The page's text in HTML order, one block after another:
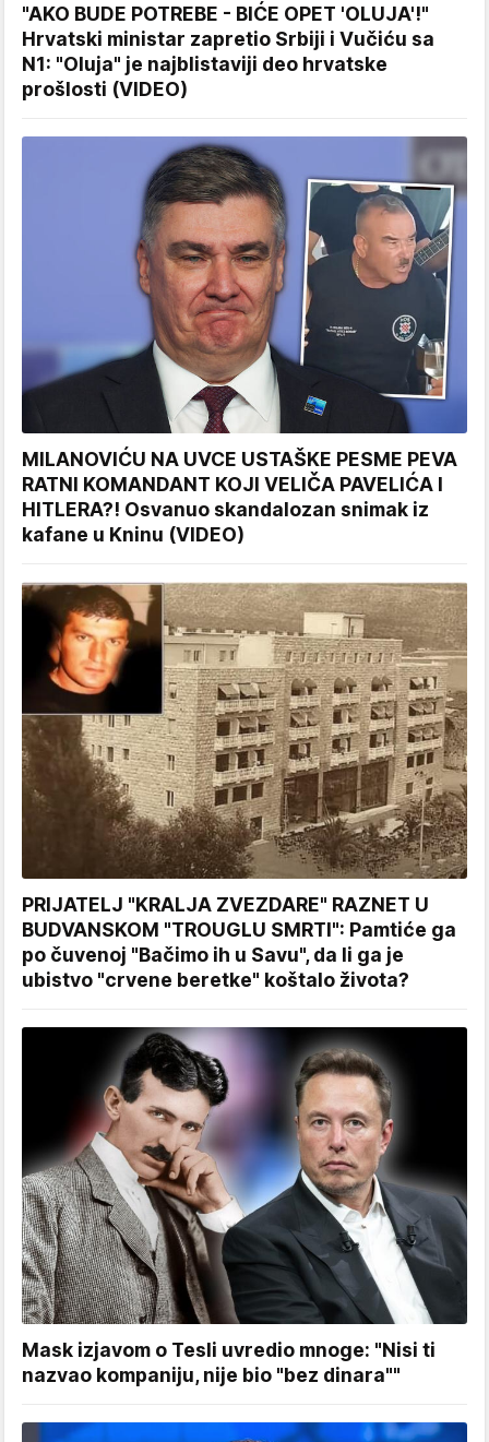
"AKO BUDE POTREBE - BIĆE OPET 'OLUJA'!"
Hrvatski ministar zapretio Srbiji i Vučiću sa
N1: "Oluja" je najblistaviji deo hrvatske
prošlosti (VIDEO)
MILANOVIĆU NA UVCE USTAŠKE PESME PEVA
RATNI KOMANDANT KOJI VELIČA PAVELIĆA I
HITLERA?! Osvanuo skandalozan snimak iz
kafane u Kninu (VIDEO)
PRIJATELJ "KRALJA ZVEZDARE" RAZNET U
BUDVANSKOM "TROUGLU SMRTI": Pamtiće ga
po čuvenoj "Bačimo ih u Savu", da li ga je
ubistvo "crvene beretke" koštalo života?
Mask izjavom o Tesli uvredio mnoge: "Nisi ti
nazvao kompaniju, nije bio "bez dinara""